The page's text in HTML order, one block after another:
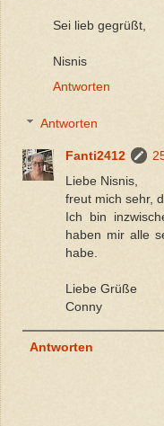
Sei lieb gegrüßt,
Nisnis
Antworten
Antworten
Fanti2412
Liebe Nisnis,
freut mich sehr,
Ich bin
haben mir alle
habe.
Liebe Grüße
Conny
Antworten